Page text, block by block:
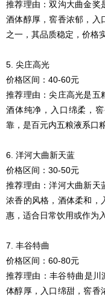
推荐理由：双沟大曲金奖
酒体醇厚，窖香浓郁，入
之一，其品质稳定，价格
5. 尖庄高光
价格区间：40-60元
推荐理由：尖庄高光是五
酒体纯净，入口绵柔，
靠，是百元内五粮液系口
6. 洋河大曲新天蓝
价格区间：30-50元
推荐理由：洋河大曲新天
浓香的风格，酒体柔和，
惠，适合日常饮用或作为
7. 丰谷特曲
价格区间：60-80元
推荐理由：丰谷特曲是川
体醇厚，入口绵甜，窖香